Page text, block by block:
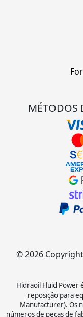
MÉTODOS
© 2026
Hidraoil Fluid Power
reposição para
Manufacturer). Os
números de peças de